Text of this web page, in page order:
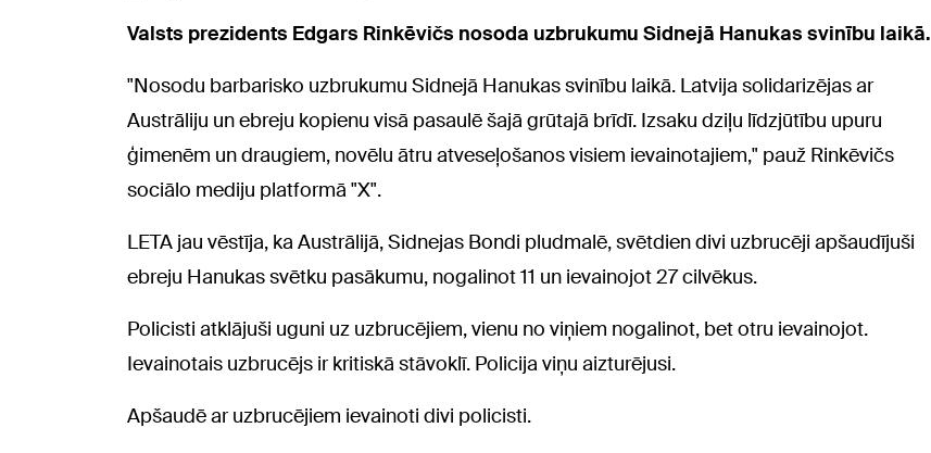
Valsts prezidents Edgars Rinkēvičs nosoda uzbrukumu Sidnejā Hanukas svinību laikā.
"Nosodu barbarisko uzbrukumu Sidnejā Hanukas svinību laikā. Latvija solidarizējas ar
Austrāliju un ebreju kopienu visā pasaulē šajā grūtajā brīdī. Izsaku dziļu līdzjūtību upuru
ģimenēm un draugiem, novēlu ātru atveseļošanos visiem ievainotajiem," pauž Rinkēvičs
sociālo mediju platformā "X".
LETA jau vēstīja, ka Austrālijā, Sidnejas Bondi pludmalē, svētdien divi uzbrucēji apšaudījuši
ebreju Hanukas svētku pasākumu, nogalinot 11 un ievainojot 27 cilvēkus.
Policisti atklājuši uguni uz uzbrucējiem, vienu no viņiem nogalinot, bet otru ievainojot.
Ievainotais uzbrucējs ir kritiskā stāvoklī. Policija viņu aizturējusi.
Apšaudē ar uzbrucējiem ievainoti divi policisti.